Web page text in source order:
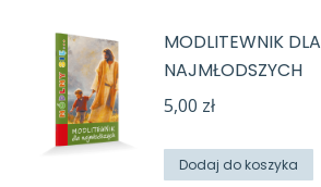
MODLITEWNIK DLA
NAJMŁODSZYCH
5,00 zł
Dodaj do koszyka